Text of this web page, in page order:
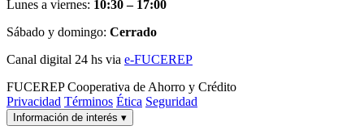
Lunes a viernes: 10:30 – 17:00
Sábado y domingo: Cerrado
Canal digital 24 hs via e-FUCEREP
FUCEREP Cooperativa de Ahorro y Crédito
Privacidad Términos Ética Seguridad
Información de interés ▾